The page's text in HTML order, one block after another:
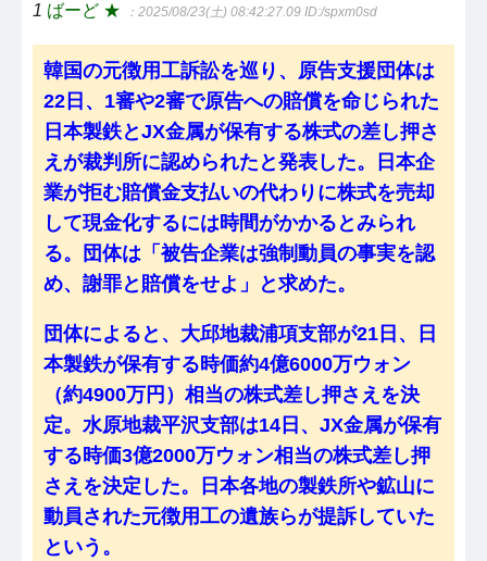
1 ばーど ★ ：2025/08/23(土) 08:42:27.09 ID:/spxm0sd
韓国の元徴用工訴訟を巡り、原告支援団体は
22日、1審や2審で原告への賠償を命じられた
日本製鉄とJX金属が保有する株式の差し押さ
えが裁判所に認められたと発表した。日本企
業が拒む賠償金支払いの代わりに株式を売却
して現金化するには時間がかかるとみられ
る。団体は「被告企業は強制動員の事実を認
め、謝罪と賠償をせよ」と求めた。
団体によると、大邱地裁浦項支部が21日、日
本製鉄が保有する時価約4億6000万ウォン
（約4900万円）相当の株式差し押さえを決
定。水原地裁平沢支部は14日、JX金属が保有
する時価3億2000万ウォン相当の株式差し押
さえを決定した。日本各地の製鉄所や鉱山に
動員された元徴用工の遺族らが提訴していた
という。